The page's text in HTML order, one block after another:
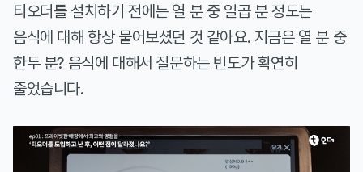
티오더를 설치하기 전에는 열 분 중 일곱 분 정도는
음식에 대해 항상 물어보셨던 것 같아요. 지금은 열 분 중
한두 분? 음식에 대해서 질문하는 빈도가 확연히
줄었습니다.